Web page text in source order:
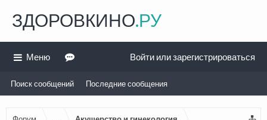
ЗДОРОВКИНО.РУ
Меню
Поиск сообщений Последние сообщения
Войти или зарегистрироваться